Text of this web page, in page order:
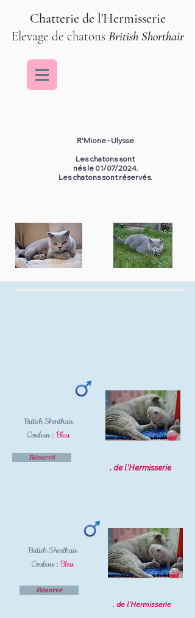
Chatterie de l'Hermisserie
Elevage de chatons British Shorthair
R'Mione - Ulysse
Les chatons sont
nés le 01/07/2024.
Les chatons sont réservés.
British Shorthair
Couleur : Bleu
Réservé
. de l'Hermisserie
British Shorthair
Couleur : Bleu
Réservé
. de l'Hermisserie